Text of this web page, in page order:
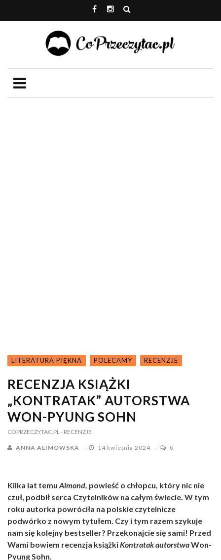
LITERATURA PIĘKNA POLECAMY RECENZJE
RECENZJA KSIĄŻKI
„KONTRATAK” AUTORSTWA
WON-PYUNG SOHN
COPRZECZYTAC.PL - RECENZJE
ANNA ALIMOWSKA 14 kwietnia 2024 0
Kilka lat temu Almond, powieść o chłopcu, który nic nie
czuł, podbił serca Czytelników na całym świecie. W tym
roku autorka powróciła na polskie czytelnicze
podwórko z nowym tytułem. Czy i tym razem szykuje
nam się kolejny bestseller? Przekonajcie się sami! Przed
Wami bowiem recenzja książkiKontratak autorstwaWon-
Pyung Sohn.